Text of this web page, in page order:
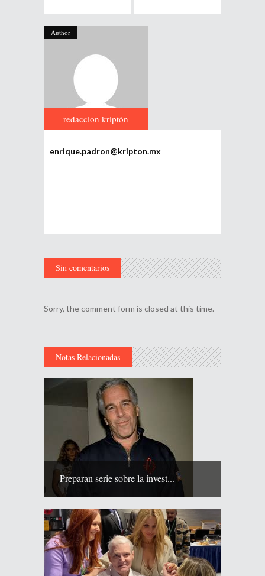
Author
redaccion kriptón
enrique.padron@kripton.mx
Sin comentarios
Sorry, the comment form is closed at this time.
Notas Relacionadas
Preparan serie sobre la invest...